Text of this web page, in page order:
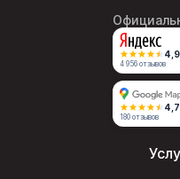
4,9
4 956 отзывов
4,7
180 отзывов